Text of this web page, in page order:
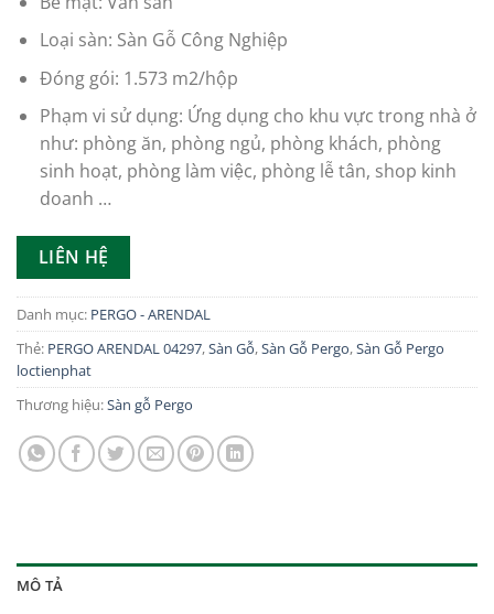
Loại sàn: Sàn Gỗ Công Nghiệp
Đóng gói: 1.573 m2/hộp
Phạm vi sử dụng: Ứng dụng cho khu vực trong nhà ở
như: phòng ăn, phòng ngủ, phòng khách, phòng
sinh hoạt, phòng làm việc, phòng lễ tân, shop kinh
doanh …
LIÊN HỆ
Danh mục: PERGO - ARENDAL
Thẻ: PERGO ARENDAL 04297,Sàn Gỗ,Sàn Gỗ Pergo,Sàn Gỗ Pergo
loctienphat
Thương hiệu:Sàn gỗ Pergo
MÔ TẢ